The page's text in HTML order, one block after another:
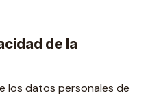
de la
los datos personales de